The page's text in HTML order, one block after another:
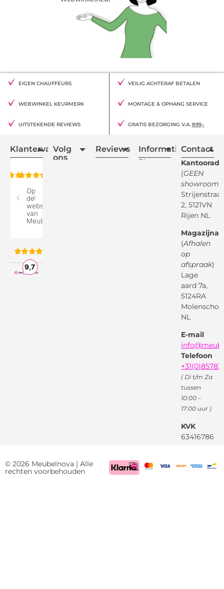
EIGEN CHAUFFEURS VEILIG ACHTERAF BETALEN
WEBWINKEL KEURMERK MONTAGE & OPHANG SERVICE
UITSTEKENDE REVIEWS GRATIS BEZORGING V.A. 899,-
Klantervaring
Volg
ons
Reviews Informatie
Blogs
Retourvoorwaarden
Betaalmethodes
Montageservice
Garantievoorwaarden
Privacybeleid
Contact
(GEEN
showroom
Strijenstraat
2, 5121VN
Rijen NL
(Afhalen
op
afspraak)
Lage
aard 7a,
5124RA
Molenschot
NL
E-mail
Telefoon
( Di t/m Za
tussen
10:00 –
17:00 uur )
KVK
63416786
© 2026 Meubelnova | Alle
rechten voorbehouden